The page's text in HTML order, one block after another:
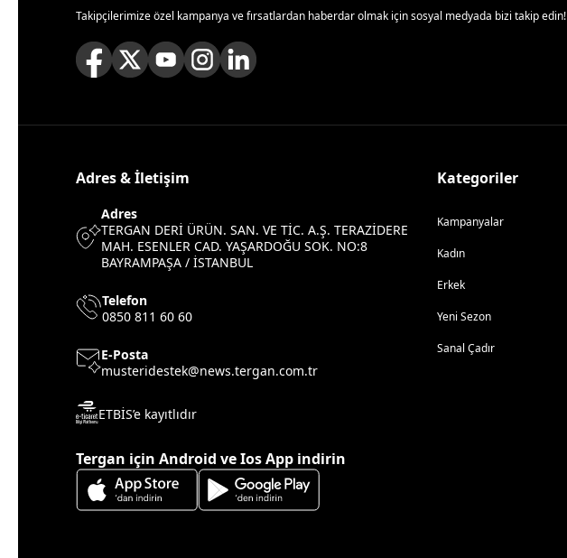
Takipçilerimize özel kampanya ve fırsatlardan haberdar olmak için sosyal medyada bizi takip edin!
Adres & İletişim
Adres
TERGAN DERİ ÜRÜN. SAN. VE TİC. A.Ş. TERAZİDERE
MAH. ESENLER CAD. YAŞARDOĞU SOK. NO:8
BAYRAMPAŞA / İSTANBUL
Telefon
0850 811 60 60
E-Posta
musteridestek@news.tergan.com.tr
ETBİS’e kayıtlıdır
Tergan için Android ve Ios App indirin
Kategoriler
Kampanyalar
Kadın
Erkek
Yeni Sezon
Sanal Çadır